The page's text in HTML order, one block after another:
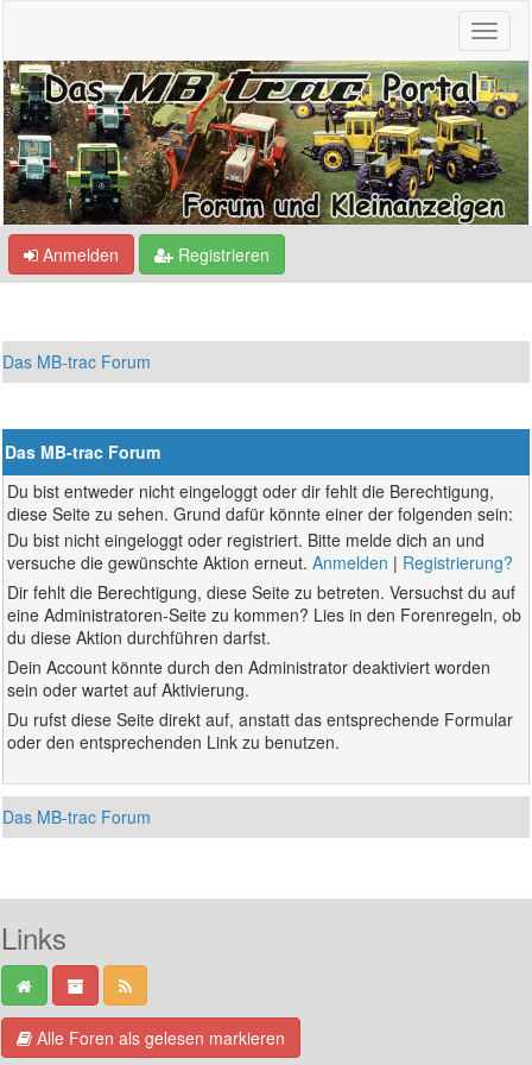
Anmelden Registrieren
Das MB-trac Forum
Das MB-trac Forum
Du bist entweder nicht eingeloggt oder dir fehlt die Berechtigung,
diese Seite zu sehen. Grund dafür könnte einer der folgenden sein:
Du bist nicht eingeloggt oder registriert. Bitte melde dich an und
versuche die gewünschte Aktion erneut.Anmelden | Registrierung?
Dir fehlt die Berechtigung, diese Seite zu betreten. Versuchst du auf
eine Administratoren-Seite zu kommen? Lies in den Forenregeln, ob
du diese Aktion durchführen darfst.
Dein Account könnte durch den Administrator deaktiviert worden
sein oder wartet auf Aktivierung.
Du rufst diese Seite direkt auf, anstatt das entsprechende Formular
oder den entsprechenden Link zu benutzen.
Das MB-trac Forum
Links
Alle Foren als gelesen markieren